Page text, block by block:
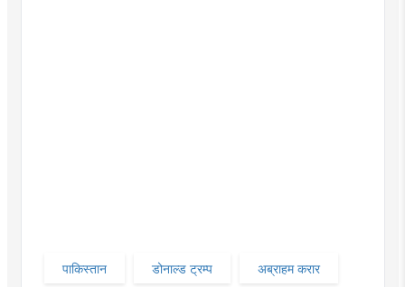
पाकिस्तान डोनाल्ड ट्रम्प अब्राहम करार